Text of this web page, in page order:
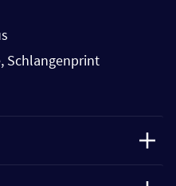
Schlangenprint